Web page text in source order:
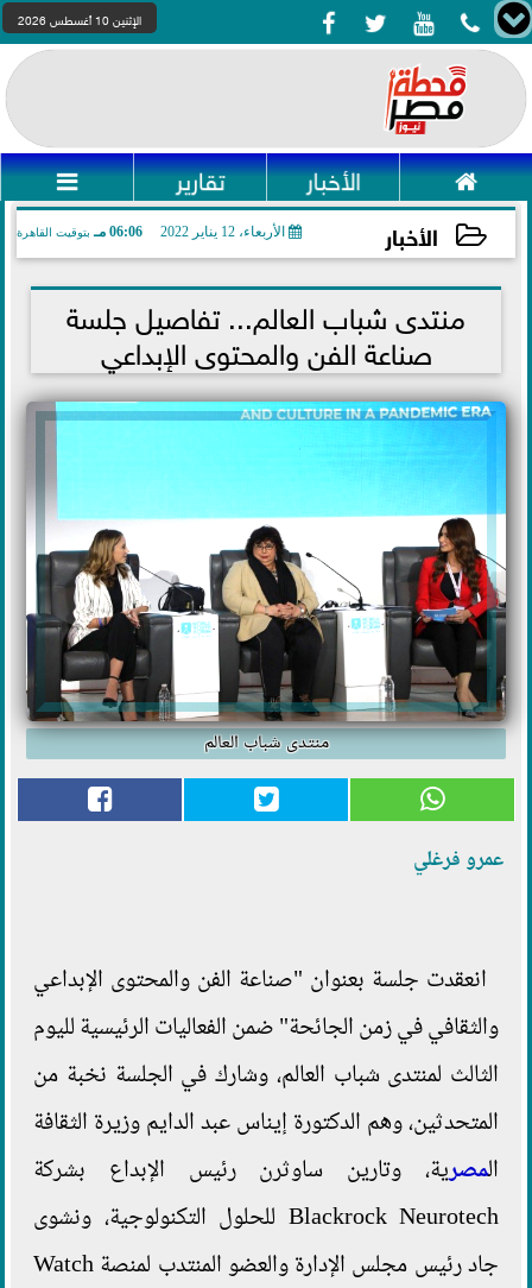
    الإثنين 10 أغسطس 2026
 الأخبار تقارير 
الأخبار الأربعاء، 12 يناير 2022 06:06 مـ بتوقيت القاهرة
2022-01-12 18:06:33منتدى شباب العالم... تفاصيل جلسة
صناعة الفن والمحتوى الإبداعي
منتدى شباب العالم
عمرو فرغلي
انعقدت جلسة بعنوان "صناعة الفن والمحتوى الإبداعي
والثقافي في زمن الجائحة" ضمن الفعاليات الرئيسية لليوم
الثالث لمنتدى شباب العالم، وشارك في الجلسة نخبة من
المتحدثين، وهم الدكتورة إيناس عبد الدايم وزيرة الثقافة
المصرية، وتارين ساوثرن رئيس الإبداع بشركة
Blackrock Neurotech للحلول التكنولوجية، ونشوى
جاد رئيس مجلس الإدارة والعضو المنتدب لمنصة Watch